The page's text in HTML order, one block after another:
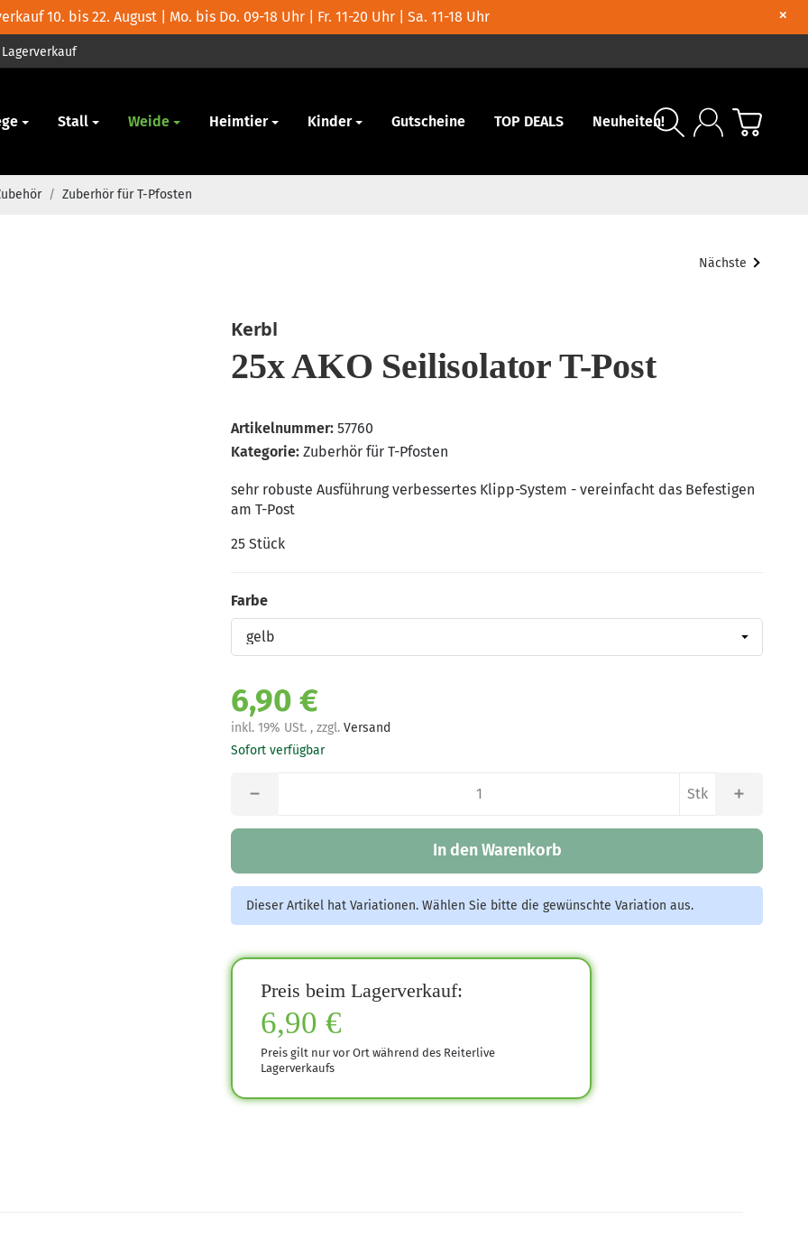
10. bis 22. August | Mo. bis Do. 09-18 Uhr | Fr. 11-20 Uhr | Sa. 11-18 Uhr ×
Lagerverkauf
Stall Weide Heimtier Kinder Gutscheine TOP DEALS Neuheiten!
/ Zuberhör für T-Pfosten
Nächste
Kerbl
25x AKO Seilisolator T-Post
Artikelnummer: 57760
Kategorie: Zuberhör für T-Pfosten
sehr robuste Ausführung verbessertes Klipp-System - vereinfacht das Befestigen
am T-Post
25 Stück
Farbe
Farbe
6,90 €
inkl. 19% USt. , zzgl. Versand
Sofort verfügbar
Stk
In den Warenkorb
Dieser Artikel hat Variationen. Wählen Sie bitte die gewünschte Variation aus.
Preis beim Lagerverkauf:
6,90 €
Preis gilt nur vor Ort während des Reiterlive
Lagerverkaufs